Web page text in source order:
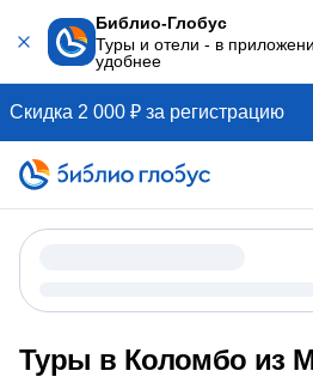
Библио-Глобус
Туры и отели - в
удобнее
Скидка 2 000 ₽ за регистрацию
Туры в Коломбо из